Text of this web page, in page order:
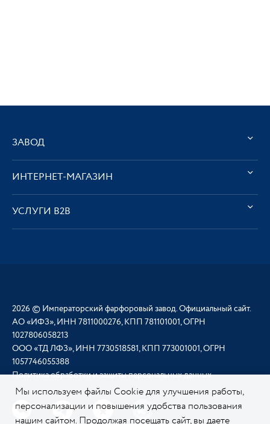
ЗАВОД
ИНТЕРНЕТ-МАГАЗИН
УСЛУГИ В2В
2026 © Императорский фарфоровый завод. Официальный сайт.
АО «ИФЗ», ИНН 7811000276, КПП 781101001, ОГРН
1027806058213
ООО «ТД ЛФЗ», ИНН 7730518581, КПП 773001001, ОГРН
1057746055388
Политика обработки и защиты персональных данных
Мы используем файлы Cookie для улучшения работы,
персонализации и повышения удобства пользования
нашим сайтом. Продолжая посещать сайт, вы даете